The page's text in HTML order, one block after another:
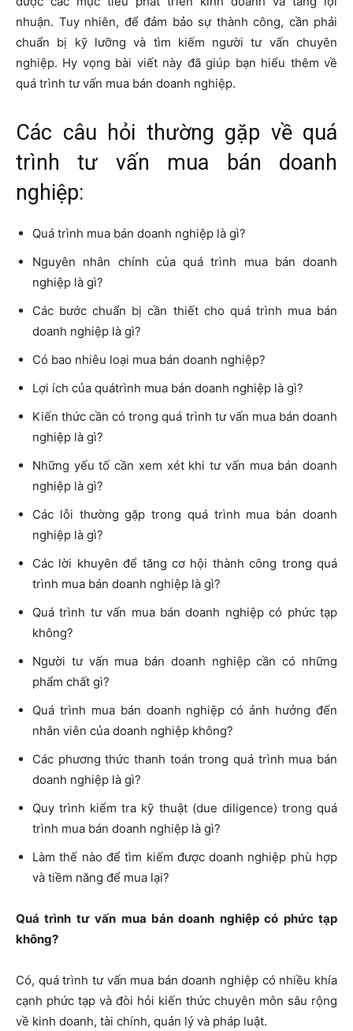
nhuận. Tuy nhiên, để đảm bảo sự thành công, cần phải
chuẩn bị kỹ lưỡng và tìm kiếm người tư vấn chuyên
nghiệp. Hy vọng bài viết này đã giúp bạn hiểu thêm về
quá trình tư vấn mua bán doanh nghiệp.
Các câu hỏi thường gặp về quá
trình tư vấn mua bán doanh
nghiệp:
Quá trình mua bán doanh nghiệp là gì?
Nguyên nhân chính của quá trình mua bán doanh
nghiệp là gì?
Các bước chuẩn bị cần thiết cho quá trình mua bán
doanh nghiệp là gì?
Có bao nhiêu loại mua bán doanh nghiệp?
Lợi ích của quátrình mua bán doanh nghiệp là gì?
Kiến thức cần có trong quá trình tư vấn mua bán doanh
nghiệp là gì?
Những yếu tố cần xem xét khi tư vấn mua bán doanh
nghiệp là gì?
Các lỗi thường gặp trong quá trình mua bán doanh
nghiệp là gì?
Các lời khuyên để tăng cơ hội thành công trong quá
trình mua bán doanh nghiệp là gì?
Quá trình tư vấn mua bán doanh nghiệp có phức tạp
không?
Người tư vấn mua bán doanh nghiệp cần có những
phẩm chất gì?
Quá trình mua bán doanh nghiệp có ảnh hưởng đến
nhân viên của doanh nghiệp không?
Các phương thức thanh toán trong quá trình mua bán
doanh nghiệp là gì?
Quy trình kiểm tra kỹ thuật (due diligence) trong quá
trình mua bán doanh nghiệp là gì?
Làm thế nào để tìm kiếm được doanh nghiệp phù hợp
và tiềm năng để mua lại?
Quá trình tư vấn mua bán doanh nghiệp có phức tạp
không?
Có, quá trình tư vấn mua bán doanh nghiệp có nhiều khía
cạnh phức tạp và đòi hỏi kiến thức chuyên môn sâu rộng
về kinh doanh, tài chính, quản lý và pháp luật.